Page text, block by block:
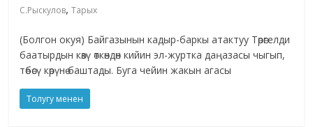
С.Рыскулов,Тарых
(Болгон окуя) Байгазынын кадыр-баркы атактуу Төрөгелди
баатырдын көзү өткөндөн кийин эл-журтка даңазасы чыгып,
төбөсү көрүнө баштады. Буга чейин жакын агасы
Толугу менен